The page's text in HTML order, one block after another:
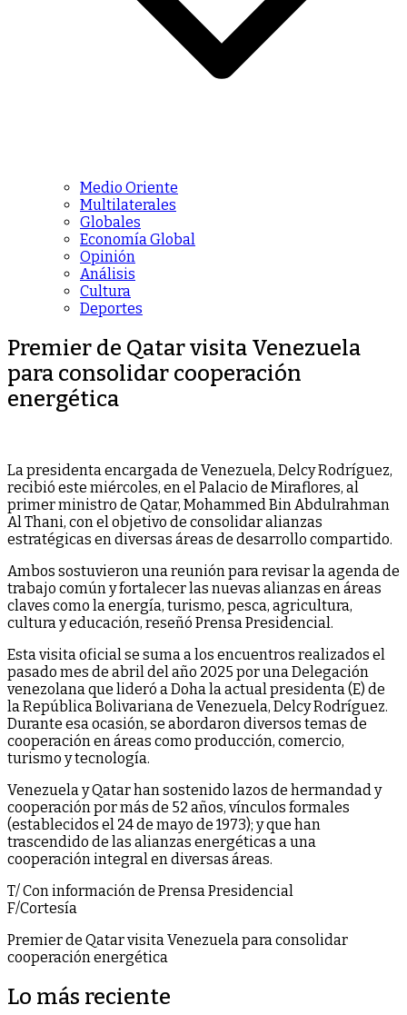
Medio Oriente
Multilaterales
Globales
Economía Global
Opinión
Análisis
Cultura
Deportes
Premier de Qatar visita Venezuela
para consolidar cooperación
energética
La presidenta encargada de Venezuela, Delcy Rodríguez,
recibió este miércoles, en el Palacio de Miraflores, al
primer ministro de Qatar, Mohammed Bin Abdulrahman
Al Thani, con el objetivo de consolidar alianzas
estratégicas en diversas áreas de desarrollo compartido.
Ambos sostuvieron una reunión para revisar la agenda de
trabajo común y fortalecer las nuevas alianzas en áreas
claves como la energía, turismo, pesca, agricultura,
cultura y educación, reseñó Prensa Presidencial.
Esta visita oficial se suma a los encuentros realizados el
pasado mes de abril del año 2025 por una Delegación
venezolana que lideró a Doha la actual presidenta (E) de
la República Bolivariana de Venezuela, Delcy Rodríguez.
Durante esa ocasión, se abordaron diversos temas de
cooperación en áreas como producción, comercio,
turismo y tecnología.
Venezuela y Qatar han sostenido lazos de hermandad y
cooperación por más de 52 años, vínculos formales
(establecidos el 24 de mayo de 1973); y que han
trascendido de las alianzas energéticas a una
cooperación integral en diversas áreas.
T/ Con información de Prensa Presidencial
F/Cortesía
Premier de Qatar visita Venezuela para consolidar
cooperación energética
Lo más reciente